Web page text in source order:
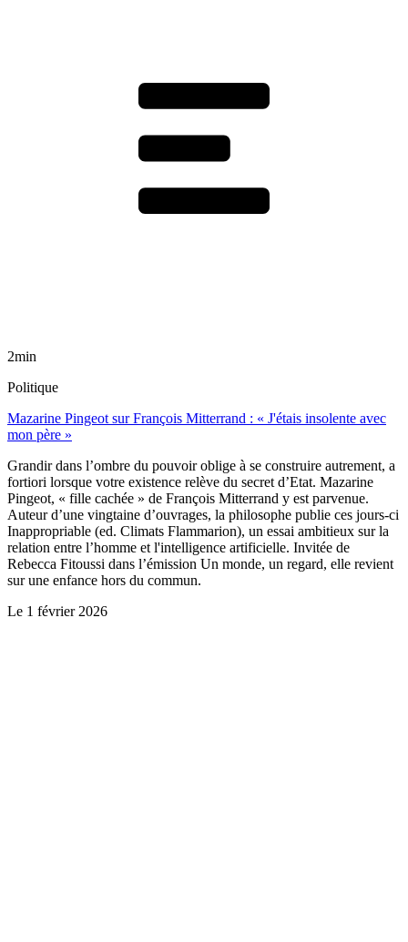
2min
Politique
Mazarine Pingeot sur François Mitterrand : « J'étais insolente avec
mon père »
Grandir dans l’ombre du pouvoir oblige à se construire autrement, a
fortiori lorsque votre existence relève du secret d’Etat. Mazarine
Pingeot, « fille cachée » de François Mitterrand y est parvenue.
Auteur d’une vingtaine d’ouvrages, la philosophe publie ces jours-ci
Inappropriable (ed. Climats Flammarion), un essai ambitieux sur la
relation entre l’homme et l'intelligence artificielle. Invitée de
Rebecca Fitoussi dans l’émission Un monde, un regard, elle revient
sur une enfance hors du commun.
Le 1 février 2026